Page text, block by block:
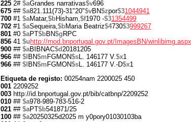
225 2# $aGrandes narrativas$v696
675 ## $a821.111(73)-31"20"$vBN$zpor$31044941
700 #1 $aMatar,$bHisham,$f1970 -$31354499
702 #1 $aSequeira,$bMaria Beatriz$4730$3999267
801 #0 $aPT$bBN$g RPC
856 41 $u http://rnod.bnportugal.gov.pt/ImagesBN/
900 ## $aBIBNAC$d20181205
966 ## $l BN$m FGMON$sL. 146177 V.$x1
966 ## $l BN$m FGMON$sL. 146177 V.-D$x1
Etiqueta de registo: 00254nam 2200025 450
001 2209252
003 http://id.bnportugal.gov.pt/bib/catbnp/2209252
010 ## $a978-989-783-516-2
021 ## $aPT$b541871/25
100 ## $a20250325d2025 m y0pory01030103ba